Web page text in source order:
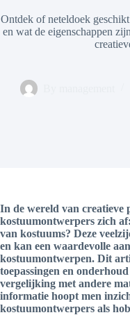
Ontdek of neteldoek
en wat de eigenschappen
In de wereld van creatieve
kostuumontwerpers zich
van kostuums? Deze
en kan een waardevolle
kostuumontwerpen. Dit
toepassingen en
vergelijking met andere
informatie hoopt men
kostuumontwerpers als